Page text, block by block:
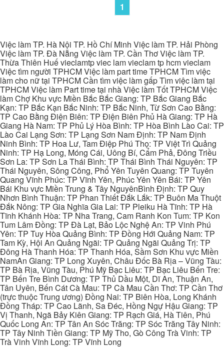
1
Việc làm TP. Hà Nội TP. Hồ Chí Minh Việc làm TP. Hải Phòng
Việc làm TP. Đà Nẵng Việc làm TP. Cần Thơ Việc làm TP.
Thừa Thiên Huế vieclamtp viec lam vieclam tp hcm vieclam
Việc tìm người TPHCM Việc làm part time TPHCM Tìm việc
làm cho nữ tại TPHCM Cần tìm việc làm gấp Tìm việc làm tại
TPHCM Việc làm Part time tại nhà Việc làm Tốt TPHCM Việc
làm Chợ Khu vực Miền Bắc Bắc Giang: TP Bắc Giang Bắc
Kạn: TP Bắc Kạn Bắc Ninh: TP Bắc Ninh, Từ Sơn Cao Bằng:
TP Cao Bằng Điện Biên: TP Điện Biên Phủ Hà Giang: TP Hà
Giang Hà Nam: TP Phủ Lý Hòa Bình: TP Hòa Bình Lào Cai: TP
Lào Cai Lạng Sơn: TP Lạng Sơn Nam Định: TP Nam Định
Ninh Bình: TP Hoa Lư, Tam Điệp Phú Thọ: TP Việt Trì Quảng
Ninh: TP Hạ Long, Móng Cái, Uông Bí, Cẩm Phả, Đông Triều
Sơn La: TP Sơn La Thái Bình: TP Thái Bình Thái Nguyên: TP
Thái Nguyên, Sông Công, Phổ Yên Tuyên Quang: TP Tuyên
Quang Vĩnh Phúc: TP Vĩnh Yên, Phúc Yên Yên Bái: TP Yên
Bái Khu vực Miền Trung & Tây NguyênBình Định: TP Quy
Nhơn Bình Thuận: TP Phan Thiết Đắk Lắk: TP Buôn Ma Thuột
Đắk Nông: TP Gia Nghĩa Gia Lai: TP Pleiku Hà Tĩnh: TP Hà
Tĩnh Khánh Hòa: TP Nha Trang, Cam Ranh Kon Tum: TP Kon
Tum Lâm Đồng: TP Đà Lạt, Bảo Lộc Nghệ An: TP Vinh Phú
Yên: TP Tuy Hòa Quảng Bình: TP Đồng Hới Quảng Nam: TP
Tam Kỳ, Hội An Quảng Ngãi: TP Quảng Ngãi Quảng Trị: TP
Đông Hà Thanh Hóa: TP Thanh Hóa, Sầm Sơn Khu vực Miền
NamAn Giang: TP Long Xuyên, Châu Đốc Bà Rịa – Vũng Tàu:
TP Bà Rịa, Vũng Tàu, Phú Mỹ Bạc Liêu: TP Bạc Liêu Bến Tre:
TP Bến Tre Bình Dương: TP Thủ Dầu Một, Dĩ An, Thuận An,
Tân Uyên, Bến Cát Cà Mau: TP Cà Mau Cần Thơ: TP Cần Thơ
(trực thuộc Trung ương) Đồng Nai: TP Biên Hòa, Long Khánh
Đồng Tháp: TP Cao Lãnh, Sa Đéc, Hồng Ngự Hậu Giang: TP
Vị Thanh, Ngã Bảy Kiên Giang: TP Rạch Giá, Hà Tiên, Phú
Quốc Long An: TP Tân An Sóc Trăng: TP Sóc Trăng Tây Ninh:
TP Tây Ninh Tiền Giang: TP Mỹ Tho, Gò Công Trà Vinh: TP
Trà Vinh Vĩnh Long: TP Vĩnh Long